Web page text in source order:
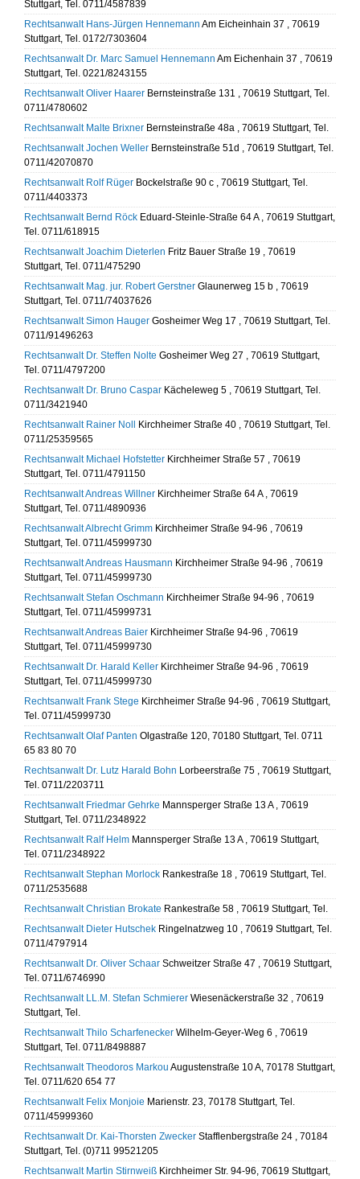
Stuttgart, Tel. 0711/4587839
Rechtsanwalt Hans-Jürgen Hennemann Am Eicheinhain 37 , 70619
Stuttgart, Tel. 0172/7303604
Rechtsanwalt Dr. Marc Samuel Hennemann Am Eichenhain 37 , 70619
Stuttgart, Tel. 0221/8243155
Rechtsanwalt Oliver Haarer Bernsteinstraße 131 , 70619 Stuttgart, Tel.
0711/4780602
Rechtsanwalt Malte Brixner Bernsteinstraße 48a , 70619 Stuttgart, Tel.
Rechtsanwalt Jochen Weller Bernsteinstraße 51d , 70619 Stuttgart, Tel.
0711/42070870
Rechtsanwalt Rolf Rüger Bockelstraße 90 c , 70619 Stuttgart, Tel.
0711/4403373
Rechtsanwalt Bernd Röck Eduard-Steinle-Straße 64 A , 70619 Stuttgart,
Tel. 0711/618915
Rechtsanwalt Joachim Dieterlen Fritz Bauer Straße 19 , 70619
Stuttgart, Tel. 0711/475290
Rechtsanwalt Mag. jur. Robert Gerstner Glaunerweg 15 b , 70619
Stuttgart, Tel. 0711/74037626
Rechtsanwalt Simon Hauger Gosheimer Weg 17 , 70619 Stuttgart, Tel.
0711/91496263
Rechtsanwalt Dr. Steffen Nolte Gosheimer Weg 27 , 70619 Stuttgart,
Tel. 0711/4797200
Rechtsanwalt Dr. Bruno Caspar Kächeleweg 5 , 70619 Stuttgart, Tel.
0711/3421940
Rechtsanwalt Rainer Noll
Kirchheimer Straße 40 , 70619 Stuttgart, Tel.
0711/25359565
Rechtsanwalt Michael Hofstetter Kirchheimer Straße 57 , 70619
Stuttgart, Tel. 0711/4791150
Rechtsanwalt Andreas Willner Kirchheimer Straße 64 A , 70619
Stuttgart, Tel. 0711/4890936
Rechtsanwalt Albrecht Grimm Kirchheimer Straße 94-96 , 70619
Stuttgart, Tel. 0711/45999730
Rechtsanwalt Andreas Hausmann Kirchheimer Straße 94-96 , 70619
Stuttgart, Tel. 0711/45999730
Rechtsanwalt Stefan Oschmann Kirchheimer Straße 94-96 , 70619
Stuttgart, Tel. 0711/45999731
Rechtsanwalt Andreas Baier Kirchheimer Straße 94-96 , 70619
Stuttgart, Tel. 0711/45999730
Rechtsanwalt Dr. Harald Keller Kirchheimer Straße 94-96 , 70619
Stuttgart, Tel. 0711/45999730
Rechtsanwalt Frank Stege Kirchheimer Straße 94-96 , 70619 Stuttgart,
Tel. 0711/45999730
Rechtsanwalt Olaf Panten Olgastraße 120, 70180 Stuttgart, Tel. 0711
65 83 80 70
Rechtsanwalt Dr. Lutz Harald Bohn Lorbeerstraße 75 , 70619 Stuttgart,
Tel. 0711/2203711
Rechtsanwalt Friedmar Gehrke Mannsperger Straße 13 A , 70619
Stuttgart, Tel. 0711/2348922
Rechtsanwalt Ralf Helm Mannsperger Straße 13 A , 70619 Stuttgart,
Tel. 0711/2348922
Rechtsanwalt Stephan Morlock Rankestraße 18 , 70619 Stuttgart, Tel.
0711/2535688
Rechtsanwalt Christian Brokate Rankestraße 58 , 70619 Stuttgart, Tel.
Rechtsanwalt Dieter Hutschek Ringelnatzweg 10 , 70619 Stuttgart, Tel.
0711/4797914
Rechtsanwalt Dr. Oliver Schaar Schweitzer Straße 47 , 70619 Stuttgart,
Tel. 0711/6746990
Rechtsanwalt LL.M. Stefan Schmierer Wiesenäckerstraße 32 , 70619
Stuttgart, Tel.
Rechtsanwalt Thilo Scharfenecker Wilhelm-Geyer-Weg 6 , 70619
Stuttgart, Tel. 0711/8498887
Rechtsanwalt Theodoros Markou Augustenstraße 10 A, 70178 Stuttgart,
Tel. 0711/620 654 77
Rechtsanwalt Felix Monjoie Marienstr. 23, 70178 Stuttgart, Tel.
0711/45999360
Rechtsanwalt Dr. Kai-Thorsten Zwecker Stafflenbergstraße 24 , 70184
Stuttgart, Tel. (0)711 99521205
Rechtsanwalt Martin Stirnweiß Kirchheimer Str. 94-96, 70619 Stuttgart,